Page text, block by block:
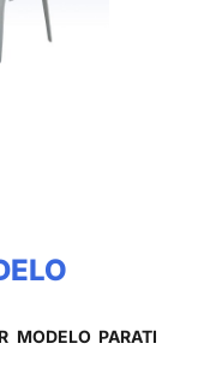
MODELO PARATI